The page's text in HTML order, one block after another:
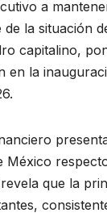
a
de la situación
capitalino,
en la
México
que la